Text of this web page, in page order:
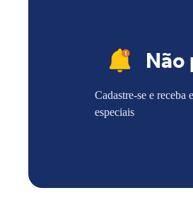
Cadastre-se e receba
especiais